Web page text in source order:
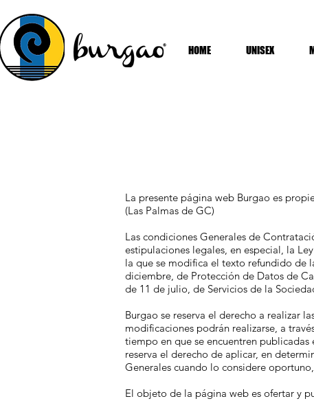
HOME UNISEX
La presente página web Burgao es
(Las Palmas de GC)
Las condiciones Generales de
estipulaciones legales, en especial, la
la que se modifica el texto refundido de
diciembre, de Protección de Datos de
de 11 de julio, de Servicios de la
Burgao se reserva el derecho a realizar
modificaciones podrán realizarse, a
tiempo en que se encuentren
reserva el derecho de aplicar, en
Generales cuando lo considere
El objeto de la página web es ofertar y